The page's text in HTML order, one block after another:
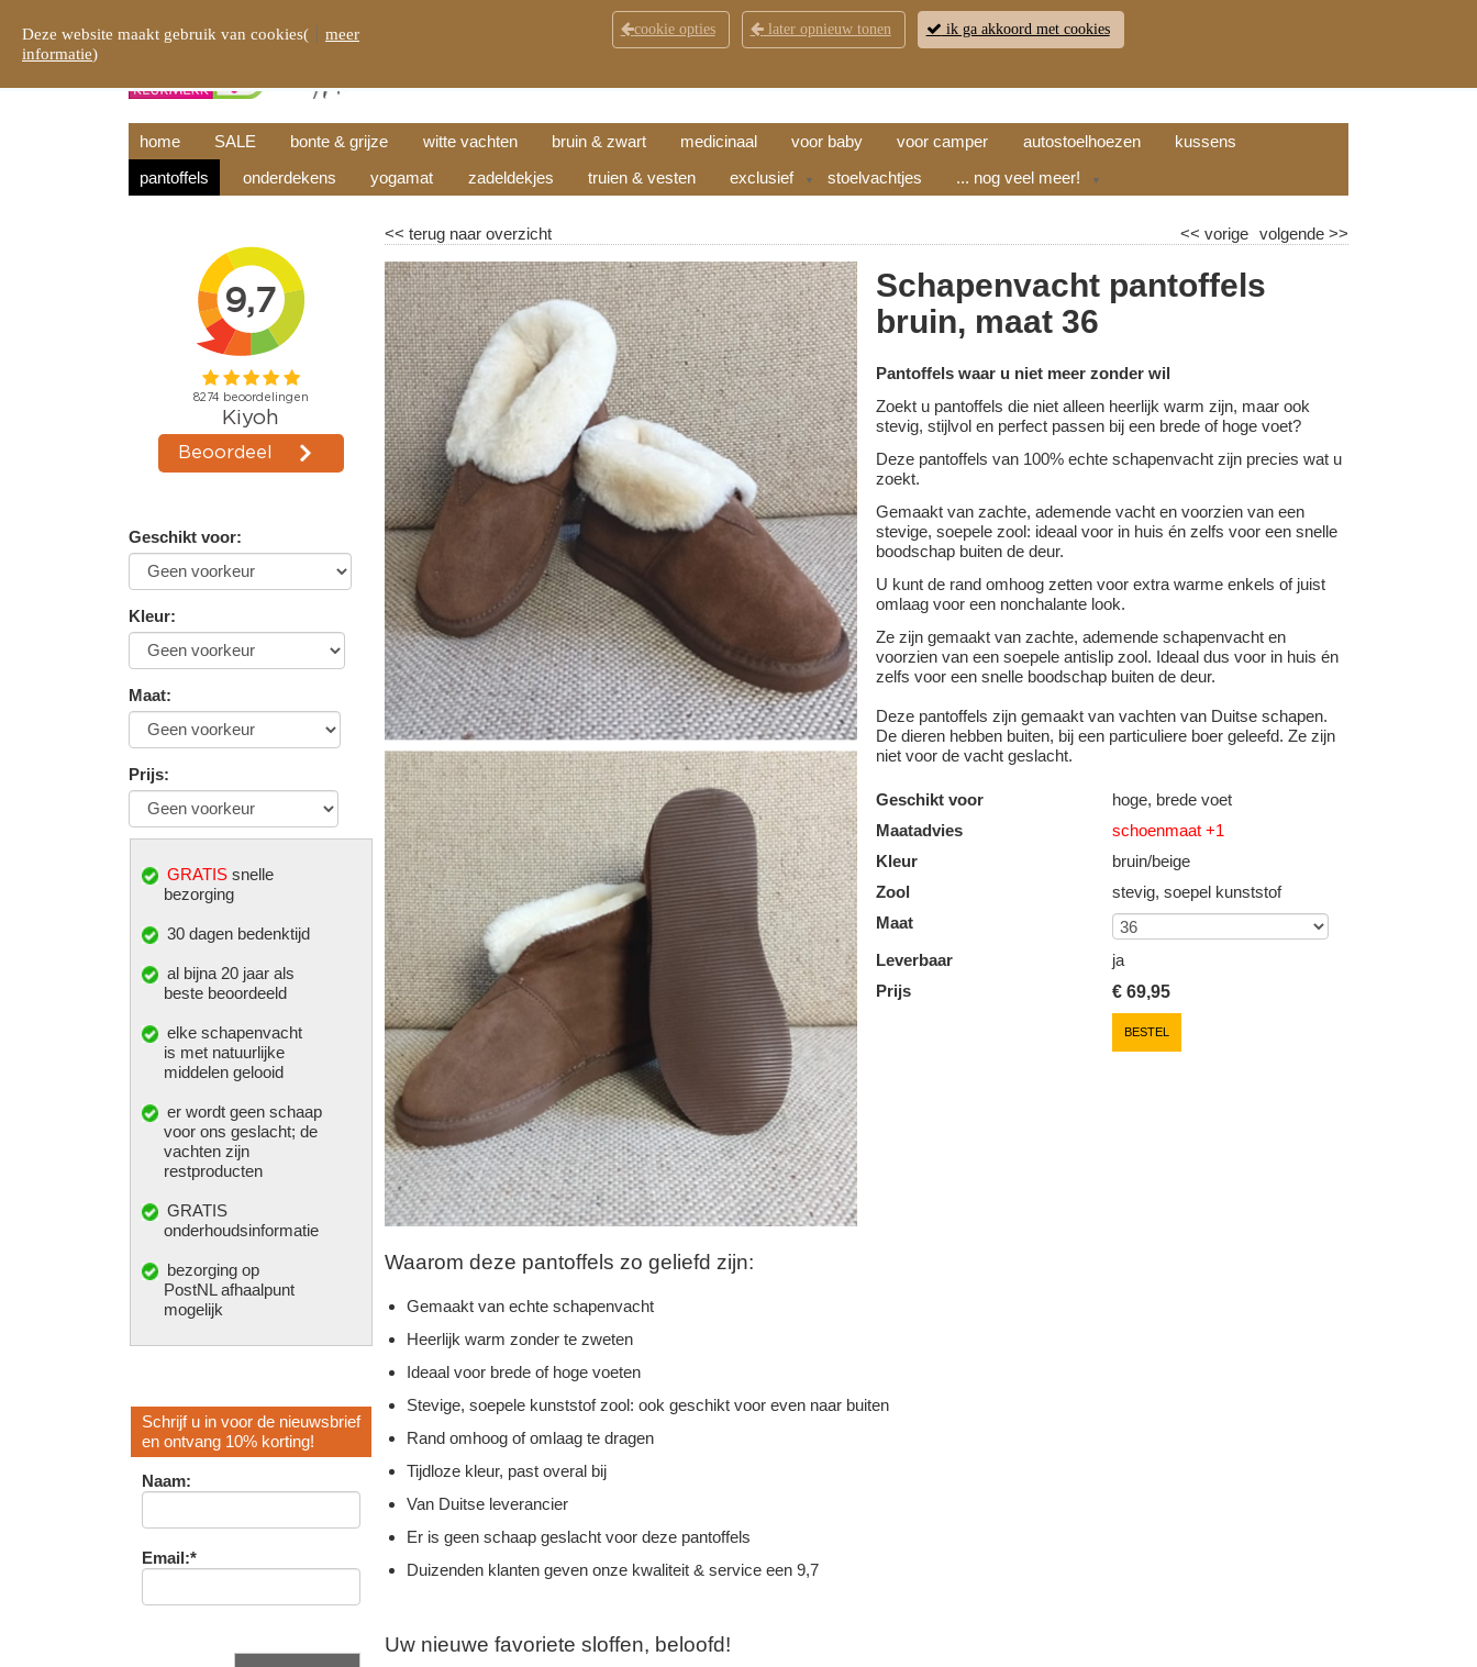
KLANTENSERVICE CONTACT OPENINGSTIJDEN RETOUR WINKELWAGEN (
home SALE bonte & grijze witte vachten bruin & zwart medicinaal voor baby voor camper autostoelhoezen
kussens
pantoffels
onderdekens yogamat zadeldekjes truien & vesten exclusief ▼ stoelvachtjes ... nog veel meer! ▼
Geschikt voor:
Kleur:
Maat:
Prijs:
GRATIS snelle
bezorging
30 dagen bedenktijd
al bijna 20 jaar als
beste beoordeeld
elke schapenvacht
is met natuurlijke
middelen gelooid
er wordt geen schaap
voor ons geslacht; de
vachten zijn
restproducten
GRATIS
onderhoudsinformatie
bezorging op
PostNL afhaalpunt
mogelijk
Schrijf u in voor de nieuwsbrief
en ontvang 10% korting!
Naam:
Email:*
<<terug naar overzicht volgende>>
<< vorige
Schapenvacht pantoffels
bruin, maat 36
Pantoffels waar u niet meer zonder wil
Zoekt u pantoffels die niet alleen heerlijk warm zijn, maar ook
stevig, stijlvol en perfect passen bij een brede of hoge voet?
Deze pantoffels van 100% echte schapenvacht zijn precies wat u
zoekt.
Gemaakt van zachte, ademende vacht en voorzien van een
stevige, soepele zool: ideaal voor in huis én zelfs voor een snelle
boodschap buiten de deur.
U kunt de rand omhoog zetten voor extra warme enkels of juist
omlaag voor een nonchalante look.
Ze zijn gemaakt van zachte, ademende schapenvacht en
voorzien van een soepele antislip zool. Ideaal dus voor in huis én
zelfs voor een snelle boodschap buiten de deur.
Deze pantoffels zijn gemaakt van vachten van Duitse schapen.
De dieren hebben buiten, bij een particuliere boer geleefd. Ze zijn
niet voor de vacht geslacht.
Geschikt voor
hoge, brede voet
Maatadvies
schoenmaat +1
Kleur
bruin/beige
Zool
stevig, soepel kunststof
Maat
Leverbaar
ja
Prijs
€69,95
BESTEL
Waarom deze pantoffels zo geliefd zijn:
Gemaakt van echte schapenvacht
Heerlijk warm zonder te zweten
Ideaal voor brede of hoge voeten
Stevige, soepele kunststof zool: ook geschikt voor even naar buiten
Rand omhoog of omlaag te dragen
Tijdloze kleur, past overal bij
Van Duitse leverancier
Er is geen schaap geslacht voor deze pantoffels
Duizenden klanten geven onze kwaliteit & service een 9,7
Uw nieuwe favoriete sloffen, beloofd!
Deze website maakt gebruik van cookies(
meer
informatie)
cookie opties later opnieuw tonen ik ga akkoord met cookies